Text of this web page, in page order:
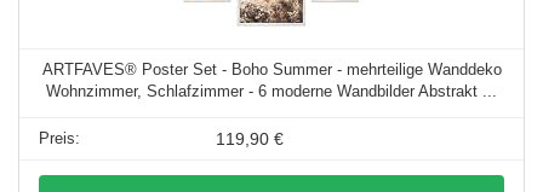
ARTFAVES® Poster Set - Boho Summer - mehrteilige Wanddeko
Wohnzimmer, Schlafzimmer - 6 moderne Wandbilder Abstrakt ...
119,90 €